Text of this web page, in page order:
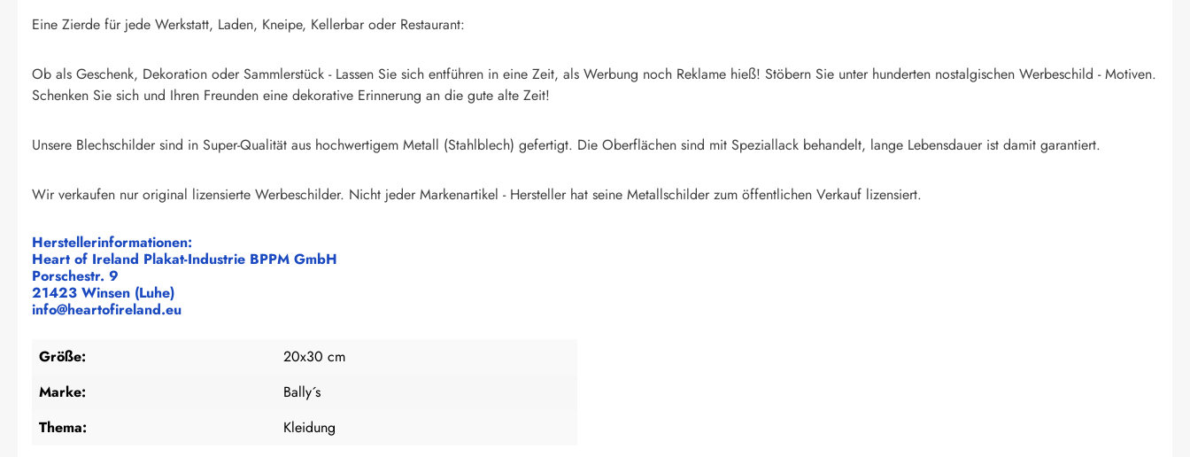
Eine Zierde für jede Werkstatt, Laden, Kneipe, Kellerbar oder Restaurant:
Ob als Geschenk, Dekoration oder Sammlerstück - Lassen Sie sich entführen in eine Zeit, als Werbung noch Reklame hieß! Stöbern Sie unter hunderten nostalgischen Werbeschild - Motiven.
Schenken Sie sich und Ihren Freunden eine dekorative Erinnerung an die gute alte Zeit!
Unsere Blechschilder sind in Super-Qualität aus hochwertigem Metall (Stahlblech) gefertigt. Die Oberflächen sind mit Speziallack behandelt, lange Lebensdauer ist damit garantiert.
Wir verkaufen nur original lizensierte Werbeschilder. Nicht jeder Markenartikel - Hersteller hat seine Metallschilder zum öffentlichen Verkauf lizensiert.
Herstellerinformationen:
Heart of Ireland Plakat-Industrie BPPM GmbH
Porschestr. 9
21423 Winsen (Luhe)
info@heartofireland.eu
Größe:
20x30 cm
Marke:
Bally´s
Thema:
Kleidung